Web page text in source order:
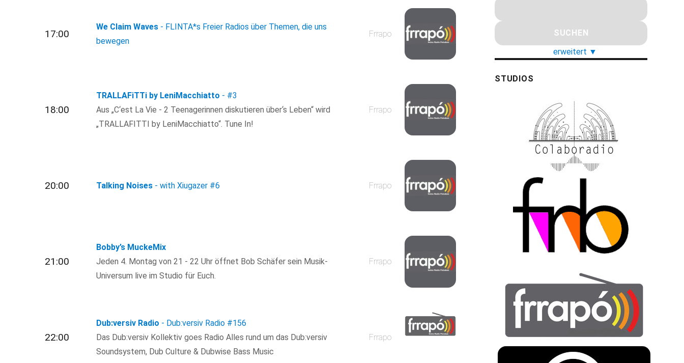
17:00
We Claim Waves - FLINTA*s Freier Radios über Themen, die uns
bewegen
Frrapo
18:00
TRALLAFiTTi by LeniMacchiatto - #3
Aus „C‘est La Vie - 2 Teenagerinnen diskutieren über‘s Leben“ wird
„TRALLAFITTI by LeniMacchiatto“. Tune In!
Frrapo
20:00 Talking Noises - with Xiugazer #6 Frrapo
21:00
Bobby’s MuckeMix
Jeden 4. Montag von 21 - 22 Uhr öffnet Bob Schäfer sein Musik-
Universum live im Studio für Euch.
Frrapo
22:00
Dub:versiv Radio - Dub:versiv Radio #156
Das Dub:versiv Kollektiv goes Radio Alles rund um das Dub:versiv
Soundsystem, Dub Culture & Dubwise Bass Music
Frrapo
erweitert ▼
STUDIOS